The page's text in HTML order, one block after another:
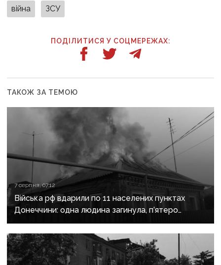
війна ЗСУ
ПОДІЛИТИСЯ У СОЦМЕРЕЖАХ:
ТАКОЖ ЗА ТЕМОЮ
7 серпня, 07:12
Війська рф вдарили по 11 населених пунктах
Донеччини: одна людина загинула, п’ятеро
поранені